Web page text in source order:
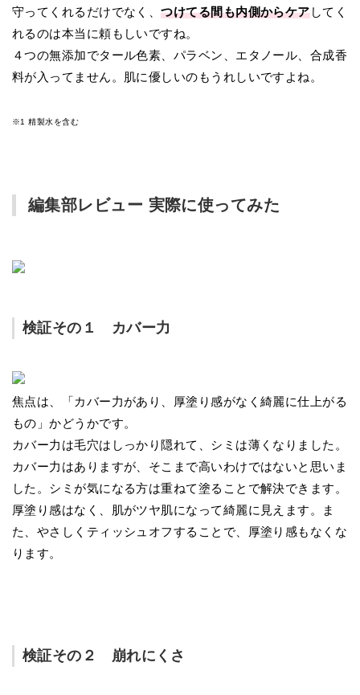
守ってくれるだけでなく、つけてる間も内側からケアしてく
れるのは本当に頼もしいですね。
４つの無添加でタール色素、パラベン、エタノール、合成香
料が入ってません。肌に優しいのもうれしいですよね。
※1 精製水を含む
編集部レビュー 実際に使ってみた
検証その１ カバー力
焦点は、「カバー力があり、厚塗り感がなく綺麗に仕上がる
もの」かどうかです。
カバー力は毛穴はしっかり隠れて、シミは薄くなりました。
カバー力はありますが、そこまで高いわけではないと思いま
した。シミが気になる方は重ねて塗ることで解決できます。
厚塗り感はなく、肌がツヤ肌になって綺麗に見えます。ま
た、やさしくティッシュオフすることで、厚塗り感もなくな
ります。
検証その２ 崩れにくさ